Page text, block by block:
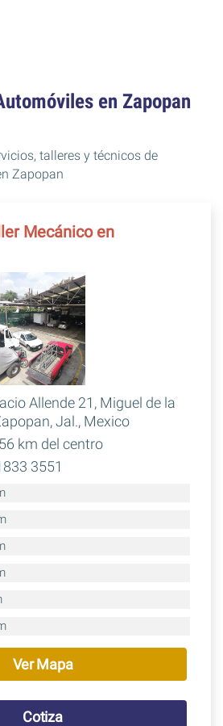
en Zapopan
talleres y técnicos de
Zapopan
Mecánico en
Allende 21, Miguel de la
Jal., Mexico
km del centro
3551
Ver Mapa
Cotiza